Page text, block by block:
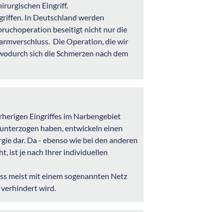
Eingriff.
In Deutschland werden
beseitigt nicht nur die
Die Operation, die wir
sich die Schmerzen nach dem
Eingriffes im Narbengebiet
haben, entwickeln einen
dar. Da - ebenso wie bei den anderen
ist je nach Ihrer individuellen
meist mit einem sogenannten Netz
verhindert wird.